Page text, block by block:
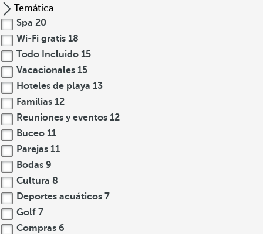
Temática
Spa 20
Wi-Fi gratis 18
Todo Incluido 15
Vacacionales 15
Hoteles de playa 13
Familias 12
Reuniones y eventos 12
Buceo 11
Parejas 11
Bodas 9
Cultura 8
Deportes acuáticos 7
Golf 7
Compras 6